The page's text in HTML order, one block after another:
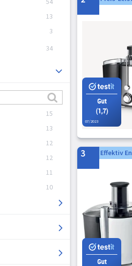
Gut
(1,7)
07/2023
3 Effektiv
Gut